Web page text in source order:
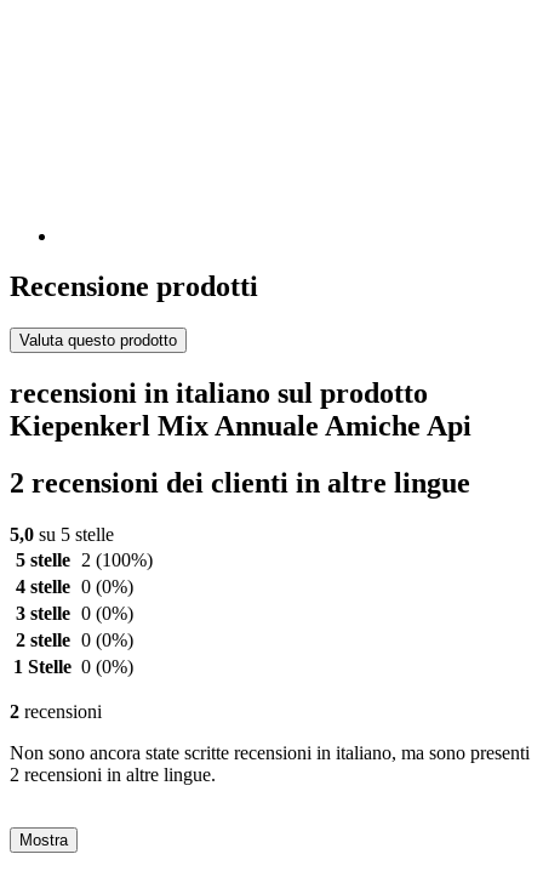
Recensione prodotti
Valuta questo prodotto
recensioni in italiano sul prodotto
Kiepenkerl Mix Annuale Amiche Api
2 recensioni dei clienti in altre lingue
5,0 su 5 stelle
5 stelle
2 (100%)
4 stelle 0 (0%)
3 stelle 0 (0%)
2 stelle 0 (0%)
1 Stelle 0 (0%)
2 recensioni
Non sono ancora state scritte recensioni in italiano, ma sono presenti
2 recensioni in altre lingue.
Mostra